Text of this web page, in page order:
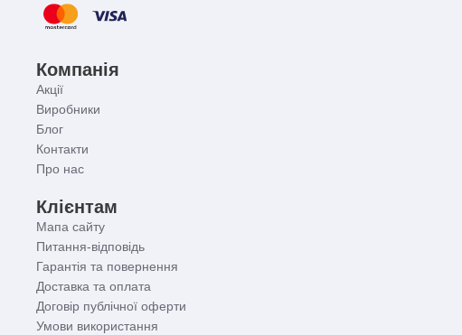
Компанія
Акції
Виробники
Блог
Контакти
Про нас
Клієнтам
Мапа сайту
Питання-відповідь
Гарантія та повернення
Доставка та оплата
Договір публічної оферти
Умови використання